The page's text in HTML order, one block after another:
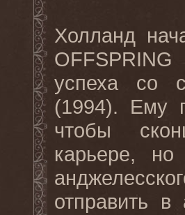
Холланд
OFFSPRING
успеха со
(1994). Ему
чтобы
карьере,
отправить в